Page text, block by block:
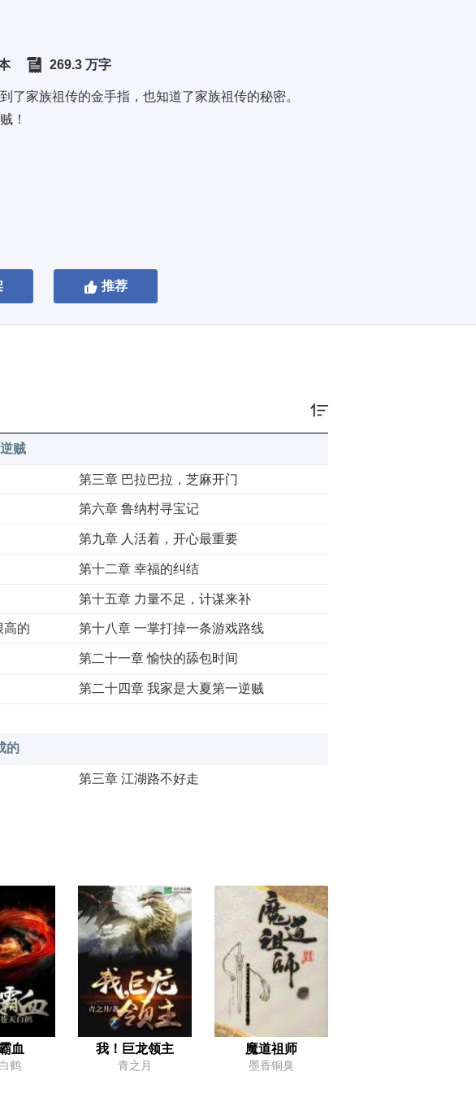
269.3 万字
了家族祖传的金手指，也知道了家族祖传的秘密。
！
推荐
贼
第三章 巴拉巴拉，芝麻开门
第六章 鲁纳村寻宝记
第九章 人活着，开心最重要
第十二章 幸福的纠结
第十五章 力量不足，计谋来补
高的 第十八章 一掌打掉一条游戏路线
第二十一章 愉快的舔包时间
第二十四章 我家是大夏第一逆贼
的
第三章 江湖路不好走
第十五章 第一次行侠仗义
第十八章 世不平
第二十一章 当年我就不该看那些同人小说！
第二十四章 打不打得过，总要试试才知道
第二十七章 五级
第三十章 萨尔：莫欺少年穷！
血
鹤
我！巨龙领主
青之月
魔道祖师
墨香铜臭